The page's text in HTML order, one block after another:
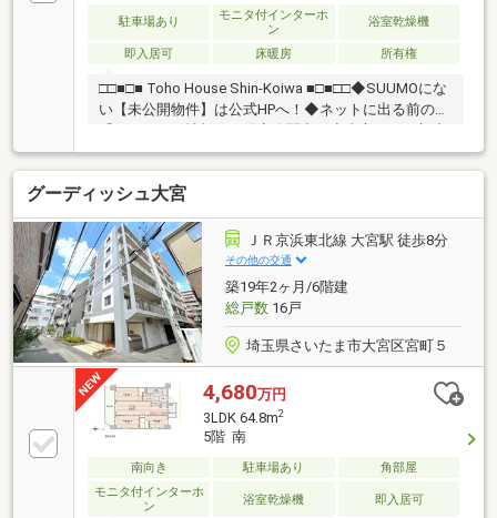
駐車場あり
モニタ付インターホ
ン
浴室乾燥機
即入居可 床暖房 所有権
□□■□■ Toho House Shin-Koiwa ■□■□□◆SUUMOにな
い【未公開物件】は公式HPへ！◆ネットに出る前の
岩が選ばれる3つの理由◆①【業界最低水準の提携住
宅ローン】優遇金利＆各種手数料0円！独自審査でロ
ーンに強い！②【未来カレンダー】専用ソフトで将来
の資金計画を無料シミュレーション。③【ご購入後の
生涯サポート】売って終わりではなく、お引渡し後も
一生涯お守りします。◆HPにて【写真付きお客様の
声】1400件以上公開中！◆お問合せは【資料請求】又
は【 0120-104-581 】まで！
グーディッシュ大宮
ＪＲ京浜東北線 大宮駅 徒歩8分
その他の交通
築19年2ヶ月/6階建
総戸数16戸
埼玉県さいたま市大宮区宮町５
4,680万円
3LDK 64.8m2
5階 南
南向き 駐車場あり
角部屋
モニタ付インターホ
ン
浴室乾燥機 即入居可